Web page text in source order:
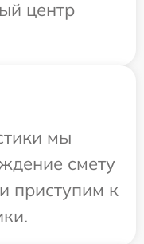
центр
мы
смету
приступим к